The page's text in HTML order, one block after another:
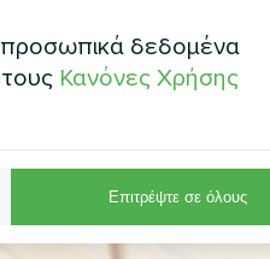
δεδομένα
Κανόνες Χρήσης
Επιτρέψτε σε όλους